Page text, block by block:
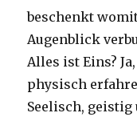
beschenkt
Augenblick
Alles ist Eins?
physisch
Seelisch,